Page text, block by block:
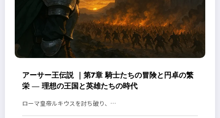
アーサー王伝説 ｜第7章 騎士たちの冒険と円卓の繁
栄 ― 理想の王国と英雄たちの時代
ローマ皇帝ルキウスを討ち破り、…